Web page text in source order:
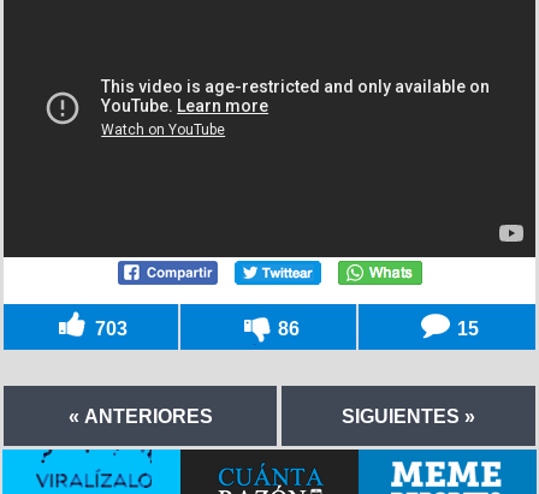
703 86 15
« ANTERIORES SIGUIENTES »